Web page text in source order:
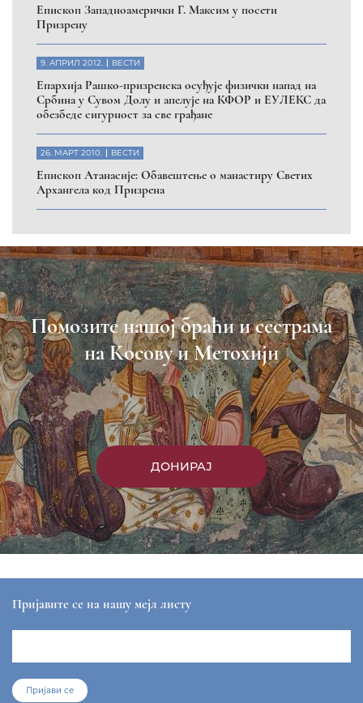
ДОНИРАЈ
Пријавите се на нашу мејл листу
Пријави се
Насловна
Манастири
Вести
Епархија
Саопштења
Парохије
Преносимо
Контакт
МЕТОХИЈСКА